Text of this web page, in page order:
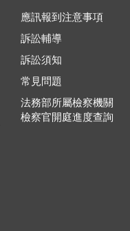
應訊報到注意事項
訴訟輔導
訴訟須知
常見問題
法務部所屬檢察機關
檢察官開庭進度查詢